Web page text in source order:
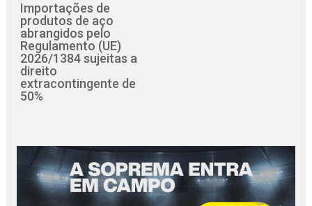
Importações de
produtos de aço
abrangidos pelo
Regulamento (UE)
2026/1384 sujeitas a
direito
extracontingente de
50%